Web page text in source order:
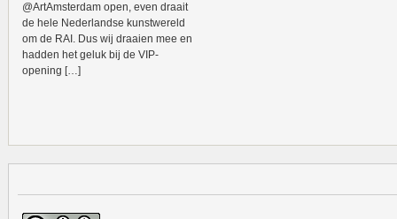
@ArtAmsterdam open, even draait
de hele Nederlandse kunstwereld
om de RAI. Dus wij draaien mee en
hadden het geluk bij de VIP-
opening […]